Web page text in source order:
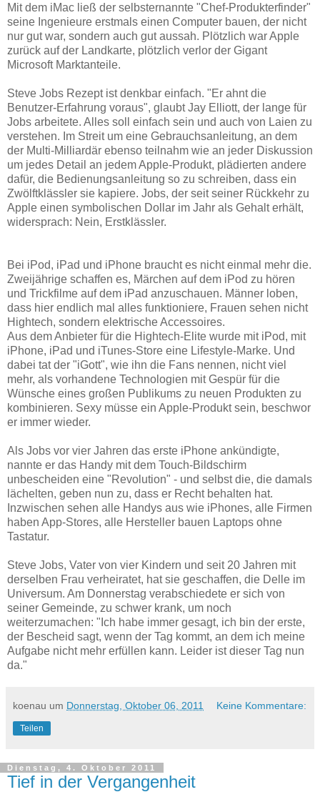
Mit dem iMac ließ der selbsternannte "Chef-Produkterfinder"
seine Ingenieure erstmals einen Computer bauen, der nicht
nur gut war, sondern auch gut aussah. Plötzlich war Apple
zurück auf der Landkarte, plötzlich verlor der Gigant
Microsoft Marktanteile.
Steve Jobs Rezept ist denkbar einfach. "Er ahnt die
Benutzer-Erfahrung voraus", glaubt Jay Elliott, der lange für
Jobs arbeitete. Alles soll einfach sein und auch von Laien zu
verstehen. Im Streit um eine Gebrauchsanleitung, an dem
der Multi-Milliardär ebenso teilnahm wie an jeder Diskussion
um jedes Detail an jedem Apple-Produkt, plädierten andere
dafür, die Bedienungsanleitung so zu schreiben, dass ein
Zwölftklässler sie kapiere. Jobs, der seit seiner Rückkehr zu
Apple einen symbolischen Dollar im Jahr als Gehalt erhält,
widersprach: Nein, Erstklässler.
Bei iPod, iPad und iPhone braucht es nicht einmal mehr die.
Zweijährige schaffen es, Märchen auf dem iPod zu hören
und Trickfilme auf dem iPad anzuschauen. Männer loben,
dass hier endlich mal alles funktioniere, Frauen sehen nicht
Hightech, sondern elektrische Accessoires.
Aus dem Anbieter für die Hightech-Elite wurde mit iPod, mit
iPhone, iPad und iTunes-Store eine Lifestyle-Marke. Und
dabei tat der "iGott", wie ihn die Fans nennen, nicht viel
mehr, als vorhandene Technologien mit Gespür für die
Wünsche eines großen Publikums zu neuen Produkten zu
kombinieren. Sexy müsse ein Apple-Produkt sein, beschwor
er immer wieder.
Als Jobs vor vier Jahren das erste iPhone ankündigte,
nannte er das Handy mit dem Touch-Bildschirm
unbescheiden eine "Revolution" - und selbst die, die damals
lächelten, geben nun zu, dass er Recht behalten hat.
Inzwischen sehen alle Handys aus wie iPhones, alle Firmen
haben App-Stores, alle Hersteller bauen Laptops ohne
Tastatur.
Steve Jobs, Vater von vier Kindern und seit 20 Jahren mit
derselben Frau verheiratet, hat sie geschaffen, die Delle im
Universum. Am Donnerstag verabschiedete er sich von
seiner Gemeinde, zu schwer krank, um noch
weiterzumachen: "Ich habe immer gesagt, ich bin der erste,
der Bescheid sagt, wenn der Tag kommt, an dem ich meine
Aufgabe nicht mehr erfüllen kann. Leider ist dieser Tag nun
da."
koenau um Donnerstag, Oktober 06, 2011 Keine Kommentare:
Teilen
Dienstag, 4. Oktober 2011
Tief in der Vergangenheit